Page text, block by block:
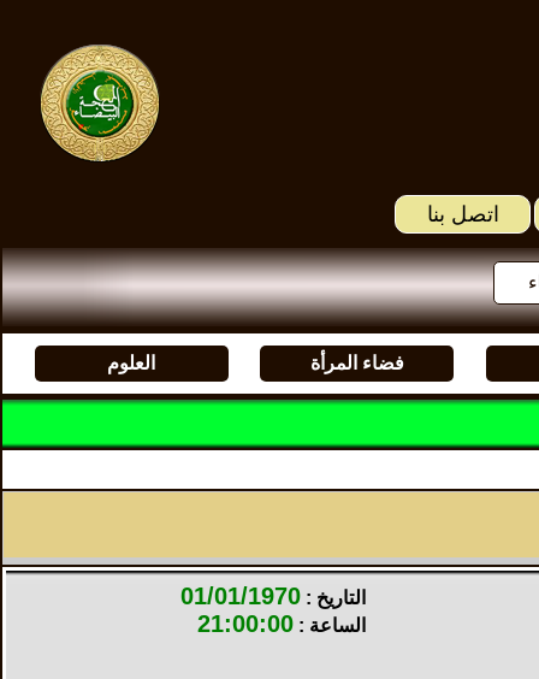
اتصل بنا
فضاء المرأة العلوم
التاريخ :01/01/1970
الساعة :21:00:00